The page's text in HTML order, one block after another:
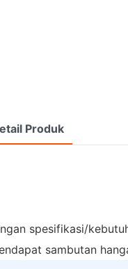
Produk
spesifikasi/
sambutan